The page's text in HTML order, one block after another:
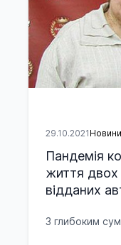
29.10.2021
Пандемія
життя двох
відданих
З глибоким